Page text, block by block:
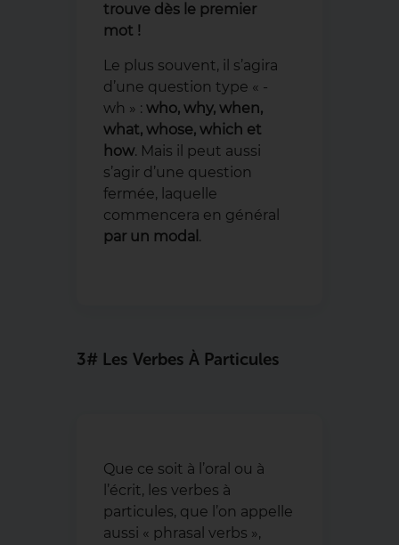
trouve dès le premier
mot !
Le plus souvent, il s’agira
d’une question type « -
wh » :who, why, when,
what, whose, which et
how. Mais il peut aussi
s’agir d’une question
fermée, laquelle
commencera en général
par un modal .
3# Les Verbes À Particules
Que ce soit à l’oral ou à
l’écrit, les verbes à
particules, que l’on appelle
aussi « phrasal verbs »,